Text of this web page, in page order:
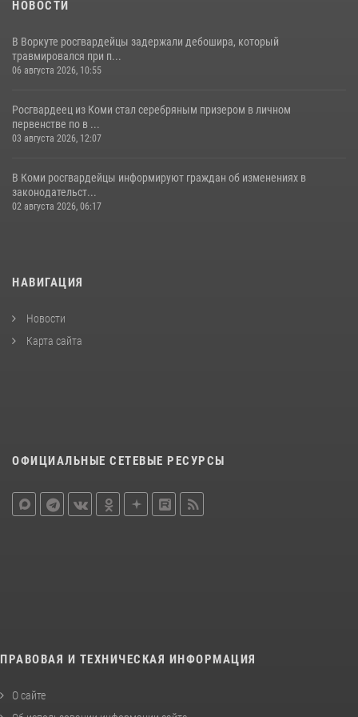
НОВОСТИ
В Воркуте росгвардейцы задержали дебошира, который
травмировался при п...
06 августа 2026, 10:55
Росгвардеец из Коми стал серебряным призером в личном
первенстве по в ...
03 августа 2026, 12:07
В Коми росгвардейцы информируют граждан об изменениях в
законодательст...
02 августа 2026, 06:17
НАВИГАЦИЯ
Новости
Карта сайта
ОФИЦИАЛЬНЫЕ СЕТЕВЫЕ РЕСУРСЫ
ПРАВОВАЯ И ТЕХНИЧЕСКАЯ ИНФОРМАЦИЯ
О сайте